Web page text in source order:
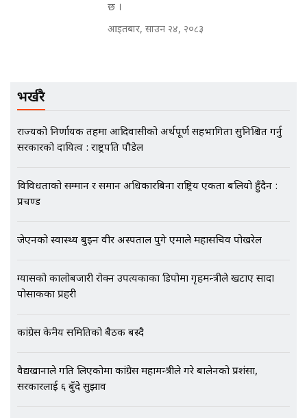
भिजिट भिसामा गृह मन्त्रालयकै सेटिङः१
अर्ब बढी घुस!|| SIDHAKURA ||
गायब || Everest Hospital
छ ।
आइतबार, साउन २४, २०८३
भर्खरै
राज्यको निर्णायक तहमा आदिवासीको अर्थपूर्ण सहभागिता सुनिश्चित गर्नु
सरकारको दायित्व : राष्ट्रपति पौडेल
विविधताको सम्मान र समान अधिकारबिना राष्ट्रिय एकता बलियो हुँदैन :
प्रचण्ड
जेएनको स्वास्थ्य बुझ्न वीर अस्पताल पुगे एमाले महासचिव पोखरेल
ग्यासको कालोबजारी रोक्न उपत्यकाका डिपोमा गृहमन्त्रीले खटाए सादा
पोसाकका प्रहरी
कांग्रेस केन्द्रीय समितिको बैठक बस्दै
वैद्यखानाले गति लिएकोमा कांग्रेस महामन्त्रीले गरे बालेनको प्रशंसा,
सरकारलाई ६ बुँदे सुझाव